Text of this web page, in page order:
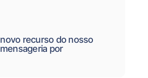
recurso do nosso
por